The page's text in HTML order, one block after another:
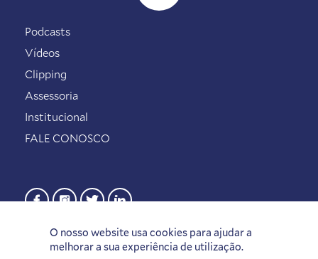
O nosso website usa cookies para ajudar a
melhorar a sua experiência de utilização.
Podcasts
Vídeos
Clipping
Assessoria
Institucional
FALE CONOSCO